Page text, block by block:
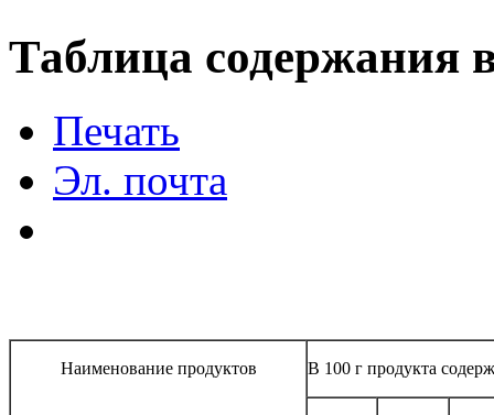
Таблица содержания
Печать
Эл. почта
Наименование продуктов В 100 г продукта